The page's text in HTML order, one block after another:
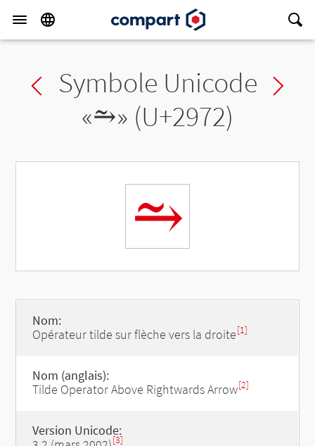
Previous char
Symbole Unicode
«⥲» (U+2972)
⥲
Nom:
Opérateur tilde sur flèche vers la droite[1]
Nom (anglais):
Tilde Operator Above Rightwards Arrow[2]
Version Unicode:
[3]